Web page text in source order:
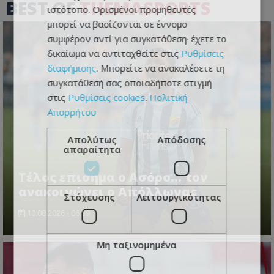
BEST OFTHEMASPORTS
Tέλος επισημα ο Ασόρο... τον
ανακοινώνει ο Απόλλωνας
10.08.2026 - 06:39
ιστότοπο. Ορισμένοι προμηθευτές
μπορεί να βασίζονται σε έννομο
συμφέρον αντί για συγκατάθεση· έχετε το
δικαίωμα να αντιταχθείτε στις Ρυθμίσεις
διαφήμισης. Μπορείτε να ανακαλέσετε τη
συγκατάθεσή σας οποιαδήποτε στιγμή
στις Ρυθμίσεις cookies. Πολιτική
Απορρήτου
Απολύτως
απαραίτητα
Απόδοσης
Στόχευσης Λειτουργικότητας
Μη ταξινομημένα